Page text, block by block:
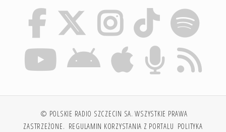
© POLSKIE RADIO SZCZECIN SA. WSZYSTKIE PRAWA
ZASTRZEŻONE. REGULAMIN KORZYSTANIA Z PORTALU POLITYKA